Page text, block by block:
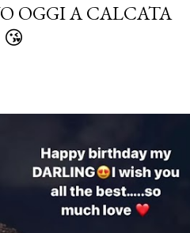
OGGI A CALCATA